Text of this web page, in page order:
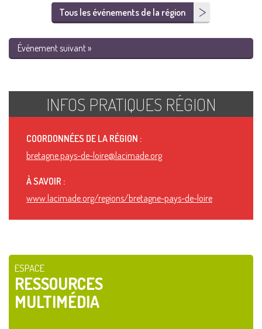
Tous les événements de la région
Événement suivant »
INFOS PRATIQUES RÉGION
COORDONNÉES DE LA RÉGION :
bretagne.pays-de-loire@lacimade.org
À SAVOIR :
www.lacimade.org/regions/bretagne-pays-de-loire
ESPACE
RESSOURCES
MULTIMÉDIA